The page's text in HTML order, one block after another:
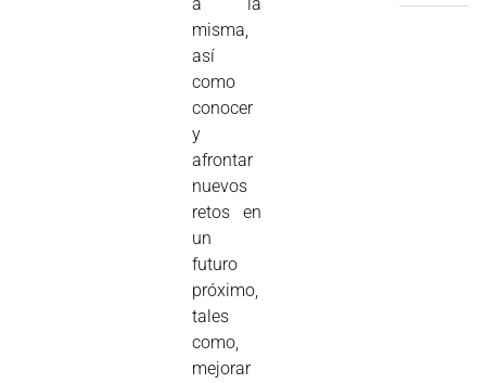
a la
misma,
así
como
conocer
y
afrontar
nuevos
retos en
un
futuro
próximo,
tales
como,
mejorar